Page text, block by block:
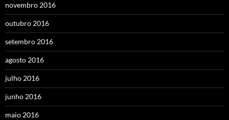
novembro 2016
outubro 2016
setembro 2016
agosto 2016
julho 2016
junho 2016
maio 2016